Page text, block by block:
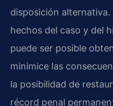
disposición
hechos del caso y del
puede ser posible
minimice las
la posibilidad de
récord penal